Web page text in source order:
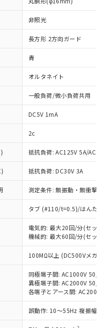
非照光
長方形 2方向ガード
青
オルタネイト
一般負荷/微小負荷共用
DC5V 1mA
2c
抵抗負荷: AC125V 5A/
抵抗負荷: DC30V 3A
測定条件: 無振動・無衝撃
タブ (#110/t=0.5)/はんだづ
電気的: 最大20回/分(セット
機械的: 最大60回/分(セット
100MΩ以上 (DC500Vメガ)
同極端子間: AC1000V 50/
異極端子間: AC2000V 50/
各端子とアース間:
誤動作: 10～55Hz 複振幅
指令（10物質）の
提供可能な商品で
（10物質）の非含